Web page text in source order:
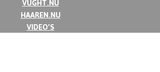
HAAREN.NU
VIDEO’S